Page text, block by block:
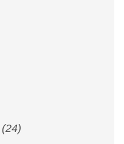
(24)